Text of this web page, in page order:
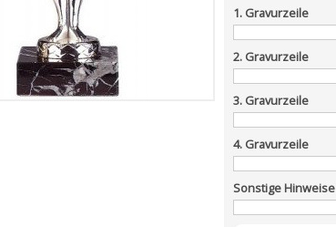
1. Gravurzeile
2. Gravurzeile
3. Gravurzeile
4. Gravurzeile
Sonstige Hinweise